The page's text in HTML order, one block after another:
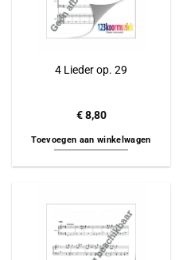
4 Lieder op. 29
€8,80
Toevoegen aan winkelwagen